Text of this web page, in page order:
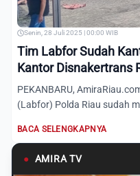
Senin, 28 Juli 2025 | 00:00 WIB
Tim Labfor Sudah
Kantor Disnakertrans
PEKANBARU,
(Labfor) Polda Riau sudah
BACA SELENGKAPNYA
● AMIRA TV